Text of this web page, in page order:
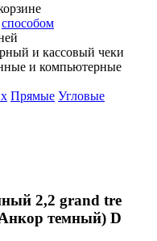
способом
и кассовый чеки
и компьютерные
Прямые Угловые
2,2 grand tre
темный) D